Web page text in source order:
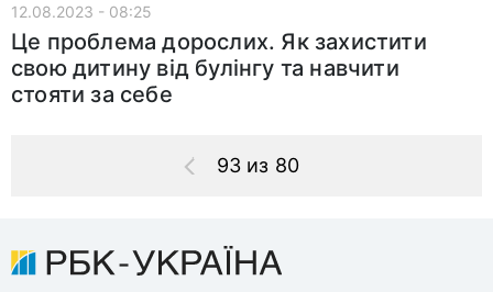
12.08.2023 - 08:25
Це проблема дорослих. Як захистити
свою дитину від булінгу та навчити
стояти за себе
93 из 80